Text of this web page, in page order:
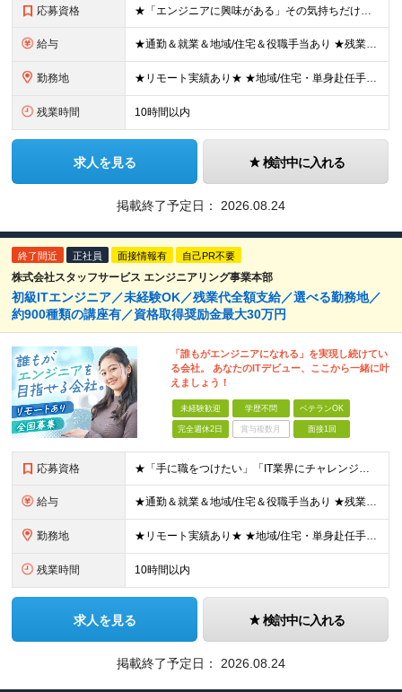
応募資格 ★「エンジニアに興味がある」その気持ちだけでOK！ ■学歴不問 ■IT知識・実務経験は一切不問！未経験・第二新卒大歓迎 ★ITサポート・IT事務やエンジニアの経験をお持ちの方は優遇します！ 地方在住
給与 ★通勤＆就業＆地域/住宅＆役職手当あり ★残業代は全額支給 ★選べる給与制度あり！ ■東京・神奈川・千葉・埼玉勤務の場合 月給24.5万円～55万円＋諸手当 （残業代は全額支給） (20,000円の
勤務地 ★リモート実績あり★ ★地域/住宅・単身赴任手当などサポートも万全 ★転任費用や寮・社宅制度も完備しています ★勤務地については希望を考慮の上、決定します 『地元で働きたい』『新天地で挑戦したい』と
残業時間 10時間以内
求人を見る 検討中に入れる
掲載終了予定日： 2026.08.24
終了間近 正社員 面接情報有 自己PR不要
株式会社スタッフサービス エンジニアリング事業本部
初級ITエンジニア／未経験OK／残業代全額支給／選べる勤務地／
約900種類の講座有／資格取得奨励金最大30万円
「誰もがエンジニアになれる」を実現し続けてい
る会社。 あなたのITデビュー、ここから一緒に叶
えましょう！
未経験歓迎 学歴不問 ベテランOK
完全週休2日 賞与複数月 面接1回
応募資格 ★「手に職をつけたい」「IT業界にチャレンジしたい」方歓迎！ ■学歴不問 ■IT知識・理系文系不問！未経験・第二新卒OK ★ITサポート・IT事務やエンジニアの経験をお持ちの方は優遇します！ 地方在
給与 ★通勤＆就業＆地域/住宅＆役職手当あり ★残業代は全額支給 ★選べる給与制度あり！ ■東京・神奈川・千葉・埼玉勤務の場合 月給24.5万円～55万円＋諸手当 （残業代は全額支給） (20,000円の
勤務地 ★リモート実績あり★ ★地域/住宅・単身赴任手当などサポートも万全 ★転任費用や寮・社宅制度も完備しています ★勤務地については希望を考慮の上、決定します ★面接地エリアでの就業率92％以上！ 『地
残業時間 10時間以内
求人を見る 検討中に入れる
掲載終了予定日： 2026.08.24